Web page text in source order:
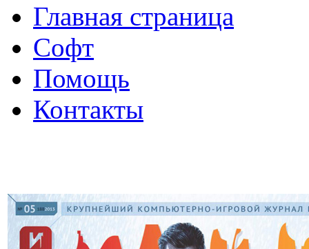
Главная страница
Софт
Помощь
Контакты